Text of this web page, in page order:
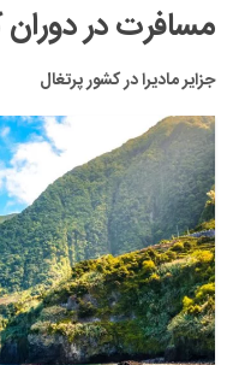
موسیقی
عکاسی و هنرهای تجسمی
کتاب و کتاب‌خوانی
تاریخ
معماری
علمی
فناوری‌ها
نجوم و هوا فضا
مسافرت در دوران
جزایر مادیرا در کشور پرتغال